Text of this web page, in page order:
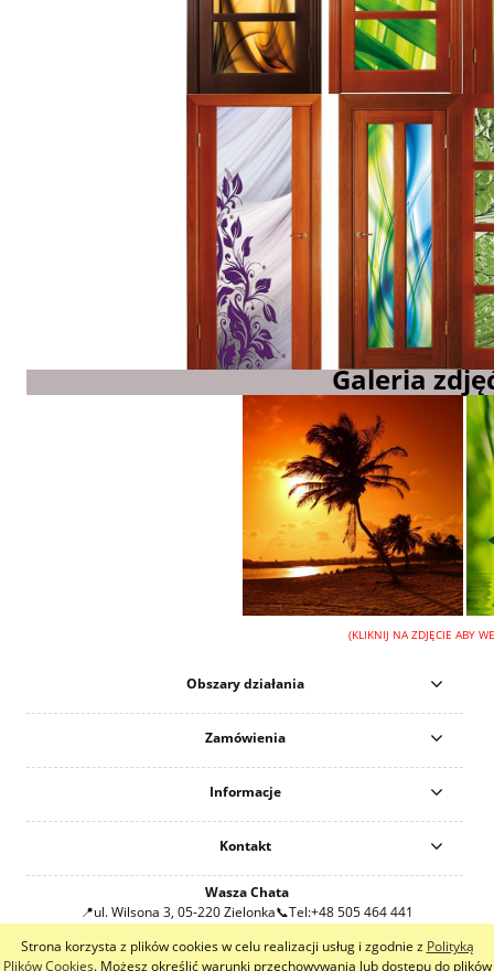
Strona korzysta z plików cookies w celu realizacji usług i zgodnie z Polityką
Plików Cookies. Możesz określić warunki przechowywania lub dostępu do plików
Galeria
(KLIKNIJ NA ZDJĘCIE ABY
Obszary działania
Zamówienia
Informacje
Kontakt
Wasza Chata
ul. Wilsona 3, 05-220Zielonka Tel:+48 505 464 441
pokaż pełną wersję strony